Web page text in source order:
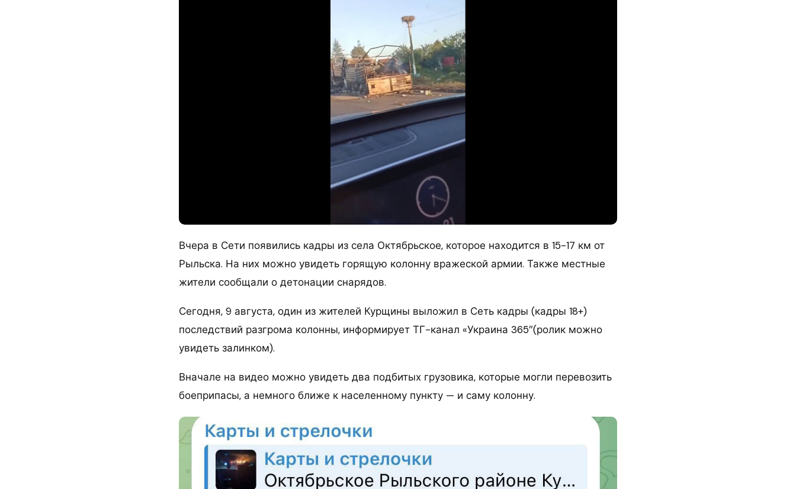
Вчера в Сети появились кадры из села Октябрьское, которое находится в 15-17 км от
Рыльска. На них можно увидеть горящую колонну вражеской армии. Также местные
жители сообщали о детонации снарядов.
Сегодня, 9 августа, один из жителей Курщины выложил в Сеть кадры (кадры 18+)
последствий разгрома колонны, информирует ТГ-канал «Украина 365″(ролик можно
увидеть залинком).
Вначале на видео можно увидеть два подбитых грузовика, которые могли перевозить
боеприпасы, а немного ближе к населенному пункту — и саму колонну.